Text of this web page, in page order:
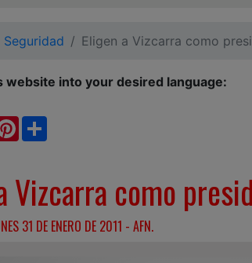
Seguridad Eligen a Vizcarra como
website into your desired language:
Pinterest
Vizcarra como
31 DE ENERO DE 2011 - AFN.